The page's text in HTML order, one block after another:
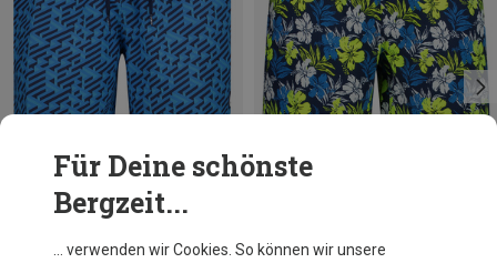
Du sparst 53%
Für Deine schönste
Bergzeit...
… verwenden wir Cookies. So können wir unsere